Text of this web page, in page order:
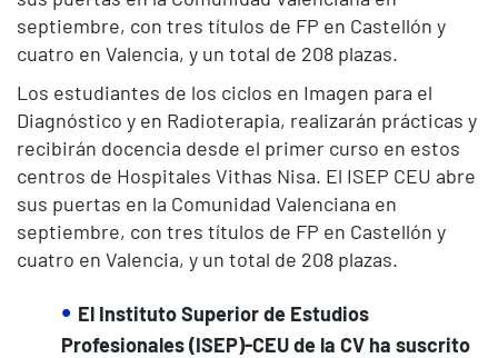
septiembre, con tres títulos de FP en Castellón y
cuatro en Valencia, y un total de 208 plazas.
Los estudiantes de los ciclos en Imagen para el
Diagnóstico y en Radioterapia, realizarán prácticas y
recibirán docencia desde el primer curso en estos
centros de Hospitales Vithas Nisa. El ISEP CEU abre
sus puertas en la Comunidad Valenciana en
septiembre, con tres títulos de FP en Castellón y
cuatro en Valencia, y un total de 208 plazas.
El Instituto Superior de Estudios
Profesionales (ISEP)-CEU de la CV ha suscrito